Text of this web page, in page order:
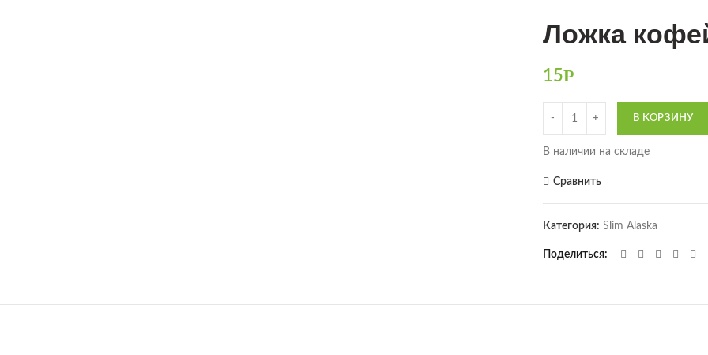
Ложка
15Р
Количество
В КОРЗИНУ
В наличии на складе
Сравнить
Категория: Slim Alaska
Поделиться